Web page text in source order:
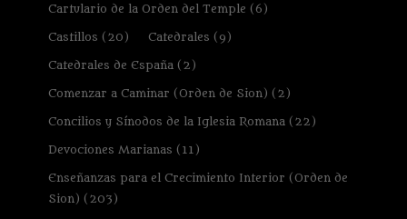
Cartulario de la Orden del Temple (6)
Castillos (20) Catedrales (9)
Catedrales de España(2)
Comenzar a Caminar (Orden de Sion) (2)
Concilios y Sínodos de la Iglesia Romana(22)
Devociones Marianas (11)
Enseñanzas para el Crecimiento Interior (Orden de
Sion) (203)